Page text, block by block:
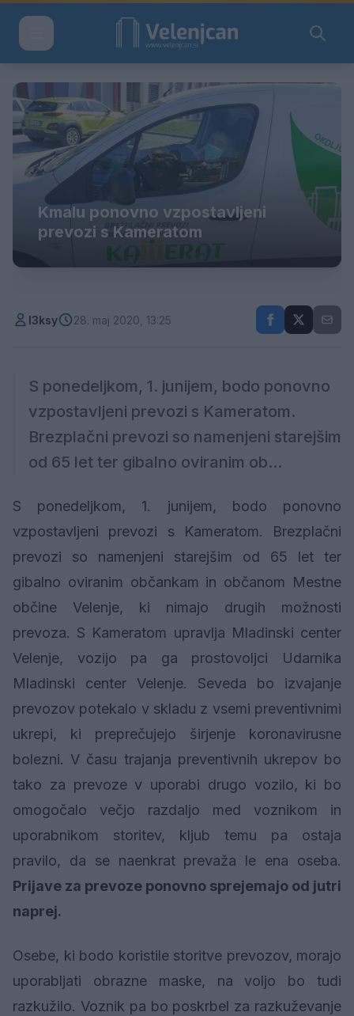
Kmalu ponovno vzpostavljeni
prevozi s Kameratom
l3ksy 28. maj 2020, 13:25
S ponedeljkom, 1. junijem, bodo ponovno
vzpostavljeni prevozi s Kameratom.
Brezplačni prevozi so namenjeni starejšim
od 65 let ter gibalno oviranim ob...
S ponedeljkom, 1. junijem, bodo ponovno
vzpostavljeni prevozi s Kameratom. Brezplačni
prevozi so namenjeni starejšim od 65 let ter
gibalno oviranim občankam in občanom Mestne
občine Velenje, ki nimajo drugih možnosti
prevoza. S Kameratom upravlja Mladinski center
Velenje, vozijo pa ga prostovoljci Udarnika
Mladinski center Velenje. Seveda bo izvajanje
prevozov potekalo v skladu z vsemi preventivnimi
ukrepi, ki preprečujejo širjenje koronavirusne
bolezni. V času trajanja preventivnih ukrepov bo
tako za prevoze v uporabi drugo vozilo, ki bo
omogočalo večjo razdaljo med voznikom in
uporabnikom storitev, kljub temu pa ostaja
pravilo, da se naenkrat prevaža le ena oseba.
Prijave za prevoze ponovno sprejemajo od jutri
naprej.
Osebe, ki bodo koristile storitve prevozov, morajo
uporabljati obrazne maske, na voljo bo tudi
razkužilo. Voznik pa bo poskrbel za razkuževanje